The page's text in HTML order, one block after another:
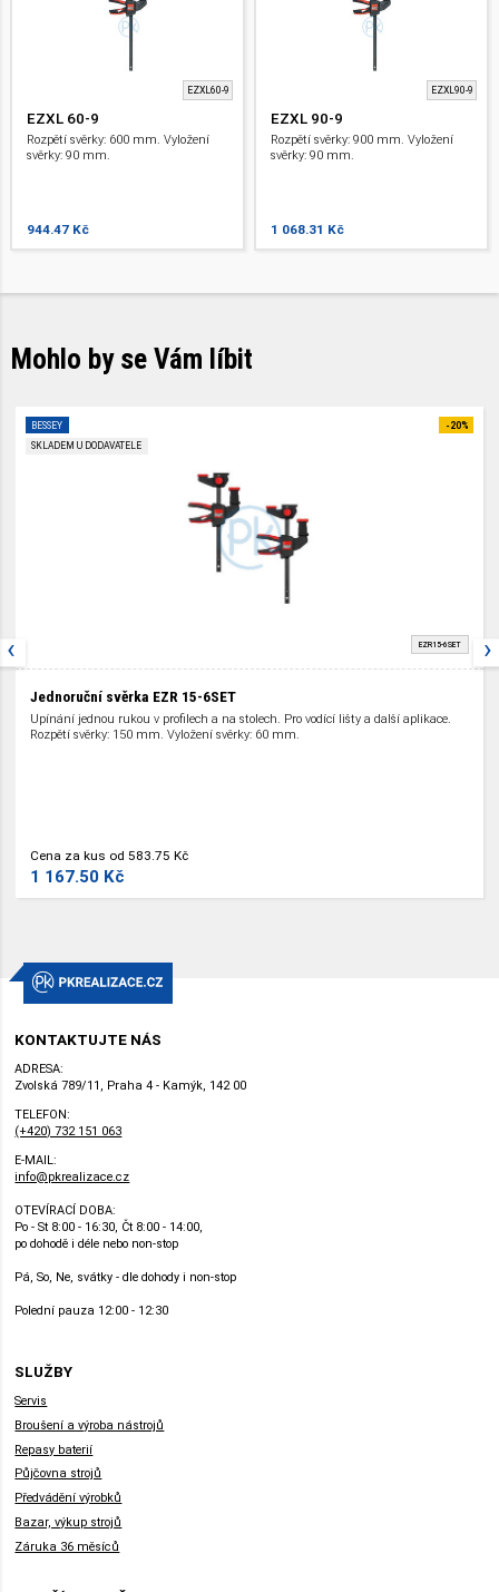
EZXL60-9
EZXL 60-9
Rozpětí svěrky: 600 mm. Vyložení
svěrky: 90 mm.
944.47 Kč
EZXL90-9
EZXL 90-9
Rozpětí svěrky: 900 mm. Vyložení
svěrky: 90 mm.
1 068.31 Kč
Mohlo by se Vám líbit
SKLADEM U DODAVATELE
BESSEY -20%
EZR15-6SET
Jednoruční svěrka EZR 15-6SET
Upínání jednou rukou v profilech a na stolech. Pro vodící lišty a další aplikace.
Rozpětí svěrky: 150 mm. Vyložení svěrky: 60 mm.
1 167.50 Kč
Cena za kus od 583.75 Kč
‹ ›
KONTAKTUJTE NÁS
ADRESA:
Zvolská 789/11, Praha 4 - Kamýk, 142 00
TELEFON:
(+420) 732 151 063
E-MAIL:
info@pkrealizace.cz
OTEVÍRACÍ DOBA:
Po - St 8:00 - 16:30, Čt 8:00 - 14:00,
po dohodě i déle nebo non-stop
Pá, So, Ne, svátky - dle dohody i non-stop
Polední pauza 12:00 - 12:30
SLUŽBY
Servis
Broušení a výroba nástrojů
Repasy baterií
Půjčovna strojů
Předvádění výrobků
Bazar, výkup strojů
Záruka 36 měsíců